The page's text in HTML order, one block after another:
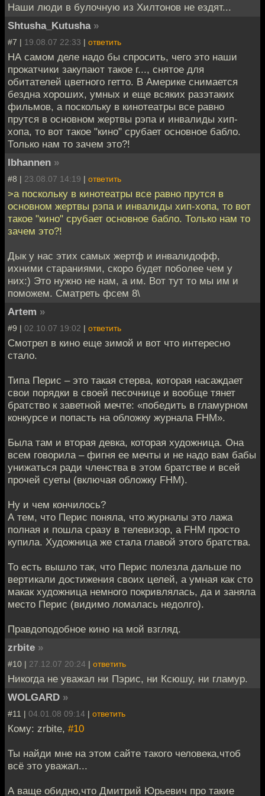
Наши люди в булочную из Хилтонов не ездят...
Shtusha_Kutusha »
#7 | 19.08.07 22:33 | ответить
НА самом деле надо бы спросить, чего это наши
прокатчики закупают такое г..., снятое для
обитателей цветного гетто. В Америке снимается
бездна хороших, умных и еще всяких разэтаких
фильмов, а поскольку в кинотеатры все равно
прутся в основном жертвы рэпа и инвалиды хип-
хопа, то вот такое "кино" срубает основное бабло.
Только нам то зачем это?!
Ibhannen »
#8 | 23.08.07 14:19 | ответить
>а поскольку в кинотеатры все равно прутся в
основном жертвы рэпа и инвалиды хип-хопа, то вот
такое "кино" срубает основное бабло. Только нам то
зачем это?!
Дык у нас этих самых жертф и инвалидофф,
ихними стараниями, скоро будет поболее чем у
них:) Это нужно не нам, а им. Вот тут то мы им и
поможем. Сматреть фсем 8\
Artem »
#9 | 02.10.07 19:02 | ответить
Смотрел в кино еще зимой и вот что интересно
стало.
Типа Перис – это такая стерва, которая насаждает
свои порядки в своей песочнице и вообще тянет
братство к заветной мечте: «победить в гламурном
конкурсе и попасть на обложку журнала FHM».
Была там и вторая девка, которая художница. Она
всем говорила – фигня ее мечты и не надо вам бабы
унижаться ради членства в этом братстве и всей
прочей суеты (включая обложку FHM).
Ну и чем кончилось?
А тем, что Перис поняла, что журналы это лажа
полная и пошла сразу в телевизор, а FHM просто
купила. Художница же стала главой этого братства.
То есть вышло так, что Перис полезла дальше по
вертикали достижения своих целей, а умная как сто
макак художница немного покривлялась, да и заняла
место Перис (видимо ломалась недолго).
Правдоподобное кино на мой взгляд.
zrbite »
#10 | 27.12.07 20:24 | ответить
Никогда не уважал ни Пэрис, ни Ксюшу, ни гламур.
WOLGARD »
#11 | 04.01.08 09:14 | ответить
Кому: zrbite, #10
Ты найди мне на этом сайте такого человека,чтоб
всё это уважал...
А ваще обидно,что Дмитрий Юрьевич про такие